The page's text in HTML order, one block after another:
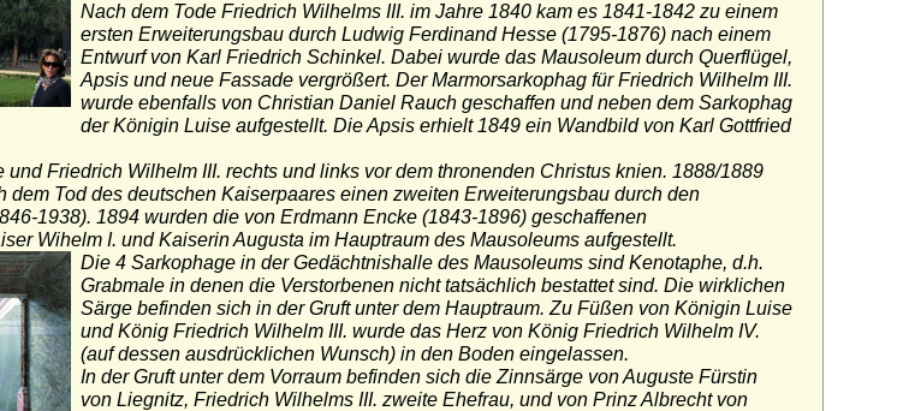
Nach dem Tode Friedrich Wilhelms III. im Jahre 1840 kam es 1841-1842 zu einem
ersten Erweiterungsbau durch Ludwig Ferdinand Hesse (1795-1876) nach einem
Entwurf von Karl Friedrich Schinkel. Dabei wurde das Mausoleum durch Querflügel,
Apsis und neue Fassade vergrößert. Der Marmorsarkophag für Friedrich Wilhelm III.
wurde ebenfalls von Christian Daniel Rauch geschaffen und neben dem Sarkophag
der Königin Luise aufgestellt. Die Apsis erhielt 1849 ein Wandbild von Karl Gottfried
und Friedrich Wilhelm III. rechts und links vor dem thronenden Christus knien. 1888/1889
dem Tod des deutschen Kaiserpaares einen zweiten Erweiterungsbau durch den
1938). 1894 wurden die von Erdmann Encke (1843-1896) geschaffenen
Wihelm I. und Kaiserin Augusta im Hauptraum des Mausoleums aufgestellt.
Die 4 Sarkophage in der Gedächtnishalle des Mausoleums sind Kenotaphe, d.h.
Grabmale in denen die Verstorbenen nicht tatsächlich bestattet sind. Die wirklichen
Särge befinden sich in der Gruft unter dem Hauptraum. Zu Füßen von Königin Luise
und König Friedrich Wilhelm III. wurde das Herz von König Friedrich Wilhelm IV.
(auf dessen ausdrücklichen Wunsch) in den Boden eingelassen.
In der Gruft unter dem Vorraum befinden sich die Zinnsärge von Auguste Fürstin
von Liegnitz, Friedrich Wilhelms III. zweite Ehefrau, und von Prinz Albrecht von